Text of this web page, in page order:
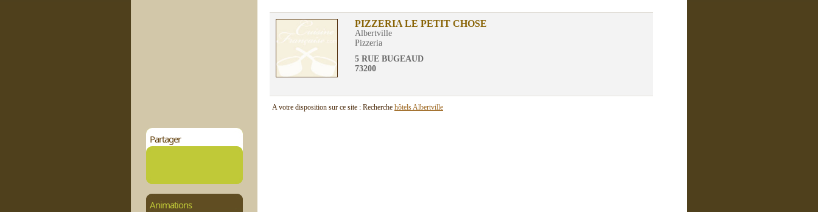
Partager
Animations
PIZZERIA LE PETIT CHOSE
Albertville
Pizzeria
5 RUE BUGEAUD
73200
A votre disposition sur ce site : Recherche hôtels Albertville